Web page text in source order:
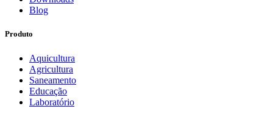
Blog
Produto
Aquicultura
Agricultura
Saneamento
Educação
Laboratório